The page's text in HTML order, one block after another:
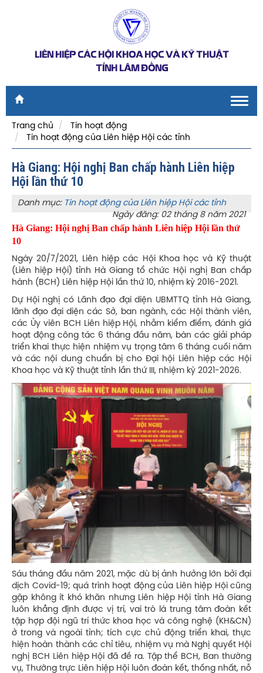
LIÊN HIỆP CÁC HỘI KHOA HỌC VÀ KỸ THUẬT
TỈNH LÂM ĐỒNG
Trang chủ
Tin hoạt động
Tin hoạt động của Liên hiệp Hội các tỉnh
Hà Giang: Hội nghị Ban chấp hành Liên hiệp
Hội lần thứ 10
Danh mục: Tin hoạt động của Liên hiệp Hội các tỉnh
Ngày đăng: 02 tháng 8 năm 2021
Hà Giang: Hội nghị Ban chấp hành Liên hiệp Hội lần thứ
10
Ngày 20/7/2021, Liên hiệp các Hội Khoa học và Kỹ thuật
(Liên hiệp Hội) tỉnh Hà Giang tổ chức Hội nghị Ban chấp
hành (BCH) Liên hiệp Hội lần thứ 10, nhiệm kỳ 2016-2021.
Dự Hội nghị có Lãnh đạo đại diện UBMTTQ tỉnh Hà Giang,
lãnh đạo đại diện các Sở, ban ngành, các Hội thành viên,
các Ủy viên BCH Liên hiệp Hội, nhằm kiểm điểm, đánh giá
hoạt động công tác 6 tháng đầu năm, bàn các giải pháp
triển khai thực hiện nhiệm vụ trọng tâm 6 tháng cuối năm
và các nội dung chuẩn bị cho Đại hội Liên hiệp các Hội
Khoa học và Kỹ thuật tỉnh lần thứ III, nhiệm kỳ 2021-2026.
Sáu tháng đầu năm 2021, mặc dù bị ảnh hưởng lớn bởi đại
dịch Covid-19; quá trình hoạt động của Liên hiệp Hội cũng
gặp không ít khó khăn nhưng Liên hiệp Hội tỉnh Hà Giang
luôn khẳng định được vị trí, vai trò là trung tâm đoàn kết
tập hợp đội ngũ trí thức khoa học và công nghệ (KH&CN)
ở trong và ngoài tỉnh; tích cực chủ động triển khai, thực
hiện hoàn thành các chỉ tiêu, nhiệm vụ mà Nghị quyết Hội
nghị BCH Liên hiệp Hội đã đề ra. Tập thể BCH, Ban thường
vụ, Thường trực Liên hiệp Hội luôn đoàn kết, thống nhất, nỗ